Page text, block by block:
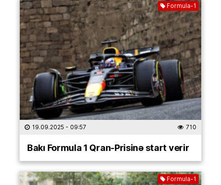
Formula-1
19.09.2025 - 09:57 710
Bakı Formula 1 Qran-Prisinə start verir
Formula-1